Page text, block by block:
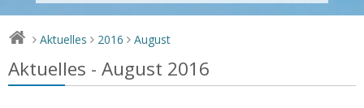
> Aktuelles > 2016 > August
Aktuelles - August 2016